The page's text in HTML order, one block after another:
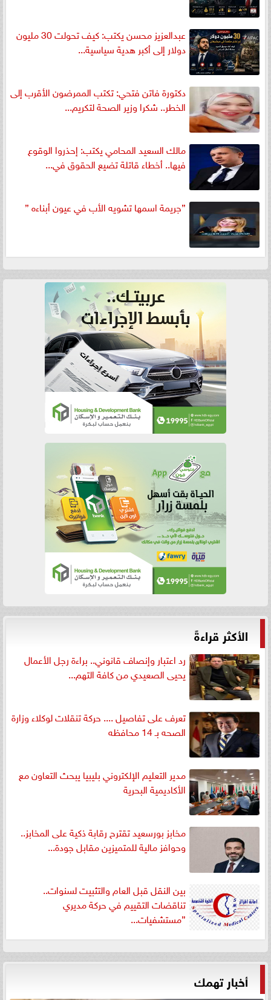
عبدالعزيز محسن يكتب: كيف تحولت 30 مليون
دولار إلى أكبر هدية سياسية...
دكتورة فاتن فتحي: تكتب الممرضون الأقرب إلى
الخطر.. شكرا وزير الصحة لتكريم...
مالك السعيد المحامي يكتب: إحذروا الوقوع
فيها.. أخطاء قاتلة تضيع الحقوق في...
”جريمة اسمها تشويه الأب في عيون أبناءه ”
الأكثر قراءةً
رد اعتبار وإنصاف قانوني.. براءة رجل الأعمال
يحيى الصعيدي من كافة التهم...
تعرف على تفاصيل .... حركة تنقلات لوكلاء وزارة
الصحه بـ 14 محافظه
مدير التعليم الإلكتروني بليبيا يبحث التعاون مع
الأكاديمية البحرية
مخابز بورسعيد تقترح رقابة ذكية على المخابز..
وحوافز مالية للمتميزين مقابل جودة...
بين النقل قبل العام والتثبيت لسنوات..
تناقضات التقييم في حركة مديري
”مستشفيات...
أخبار تهمك